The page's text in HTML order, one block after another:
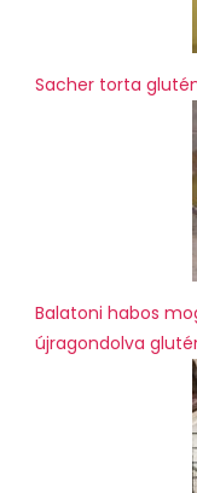
Sacher torta
Balatoni habos
újragondolva